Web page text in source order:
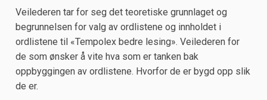
Veilederen tar for seg det teoretiske grunnlaget og
begrunnelsen for valg av ordlistene og innholdet i
ordlistene til «Tempolex bedre lesing». Veilederen for
de som ønsker å vite hva som er tanken bak
oppbyggingen av ordlistene. Hvorfor de er bygd opp slik
de er.